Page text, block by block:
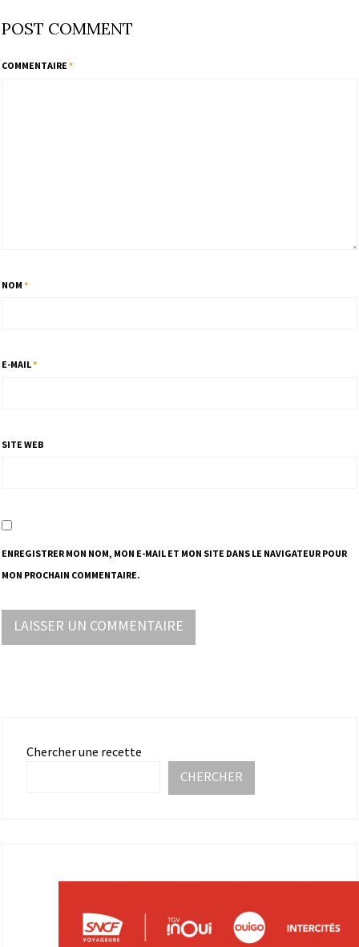
POST COMMENT
COMMENTAIRE *
NOM *
E-MAIL*
SITE WEB
ENREGISTRER MON NOM, MON E-MAIL ET MON SITE DANS LE NAVIGATEUR POUR
MON PROCHAIN COMMENTAIRE.
Chercher une recette
CHERCHER